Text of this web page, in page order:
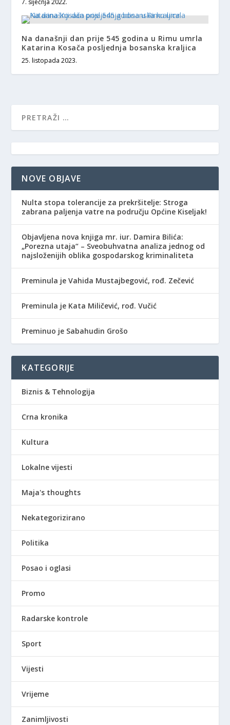
7. siječnja 2022.
Na današnji dan prije 545 godina u Rimu umrla
Katarina Kosača posljednja bosanska kraljica
25. listopada 2023.
NOVE OBJAVE
Nulta stopa tolerancije za prekršitelje: Stroga
zabrana paljenja vatre na području Općine Kiseljak!
Objavljena nova knjiga mr. iur. Damira Bilića:
„Porezna utaja“ – Sveobuhvatna analiza jednog od
najsloženijih oblika gospodarskog kriminaliteta
Preminula je Vahida Mustajbegović, rođ. Zečević
Preminula je Kata Miličević, rođ. Vučić
Preminuo je Sabahudin Grošo
KATEGORIJE
Biznis & Tehnologija
Crna kronika
Kultura
Lokalne vijesti
Maja's thoughts
Nekategorizirano
Politika
Posao i oglasi
Promo
Radarske kontrole
Sport
Vijesti
Vrijeme
Zanimljivosti